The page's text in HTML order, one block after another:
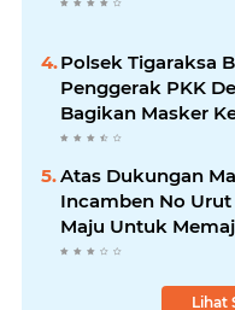
Polsek Tigaraksa
Penggerak PKK
Bagikan Masker
Pengguna Jalan
Atas Dukungan
Incamben No
Maju Untuk
Tegal Kunir Kidul
Lihat